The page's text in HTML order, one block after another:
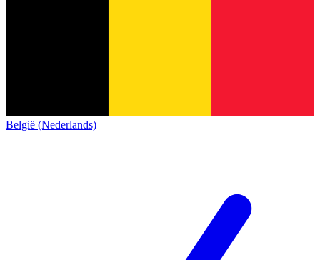
België (Nederlands)